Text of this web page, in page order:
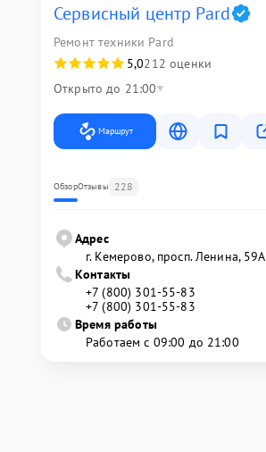
Сервисный центр Pard
Ремонт техники Pard
5,0212 оценки
Открыто до 21:00
Маршрут
ОбзорОтзывы 228
Адрес
г. Кемерово, просп. Ленина, 59А
Контакты
+7 (800) 301-55-83
+7 (800) 301-55-83
Время работы
Работаем с 09:00 до 21:00